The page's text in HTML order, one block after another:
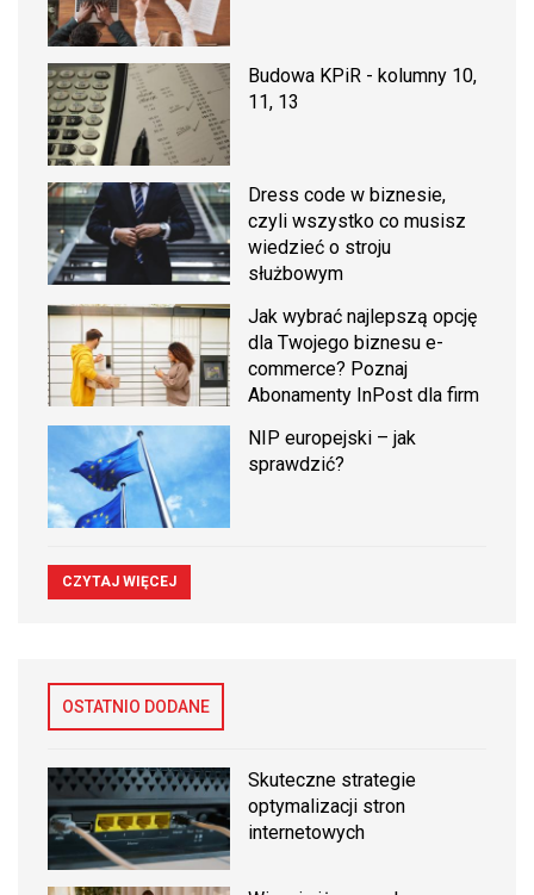
Budowa KPiR - kolumny 10,
11, 13
Dress code w biznesie,
czyli wszystko co musisz
wiedzieć o stroju
służbowym
Jak wybrać najlepszą opcję
dla Twojego biznesu e-
commerce? Poznaj
Abonamenty InPost dla firm
NIP europejski – jak
sprawdzić?
CZYTAJ WIĘCEJ
OSTATNIO DODANE
Skuteczne strategie
optymalizacji stron
internetowych